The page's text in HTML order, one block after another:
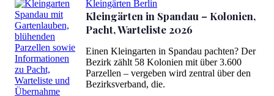
Kleingärten Berlin
Kleingärten in Spandau – Kolonien,
Pacht, Warteliste 2026
Einen Kleingarten in Spandau pachten? Der
Bezirk zählt 58 Kolonien mit über 3.600
Parzellen – vergeben wird zentral über den
Bezirksverband, die.